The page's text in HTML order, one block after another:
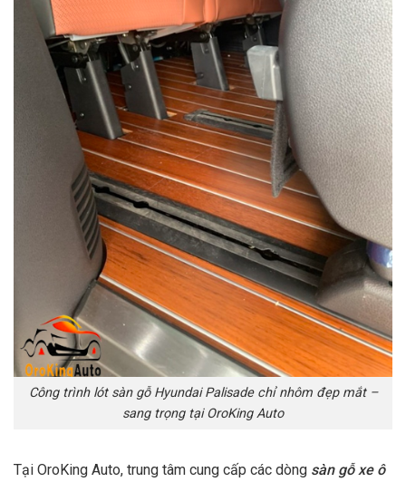
Công trình lót sàn gỗ Hyundai Palisade chỉ nhôm đẹp mắt –
sang trọng tại OroKing Auto
Tại OroKing Auto, trung tâm cung cấp các dòng sàn gỗ xe ô